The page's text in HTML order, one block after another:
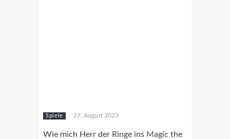
Spiele 27. August 2023
Wie mich Herr der Ringe ins Magic the